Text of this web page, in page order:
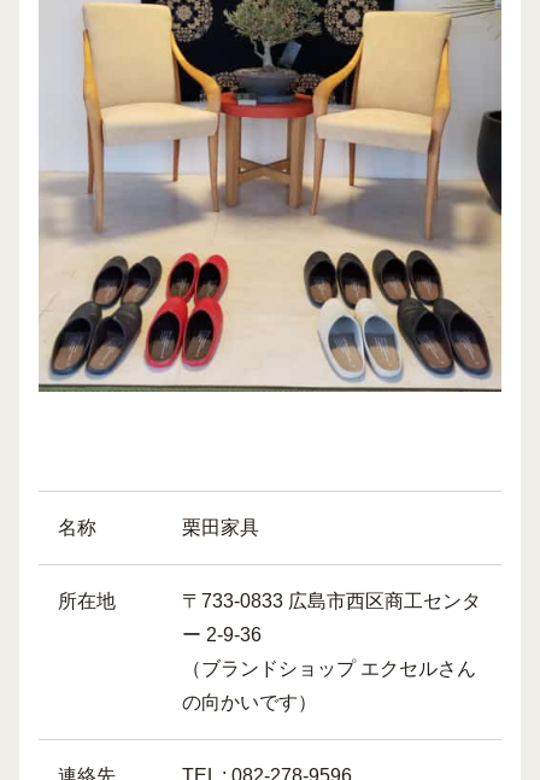
名称 栗田家具
所在地
〒733-0833 広島市西区商工センタ
ー 2-9-36
（ブランドショップ エクセルさん
の向かいです）
連絡先
TEL : 082-278-9596